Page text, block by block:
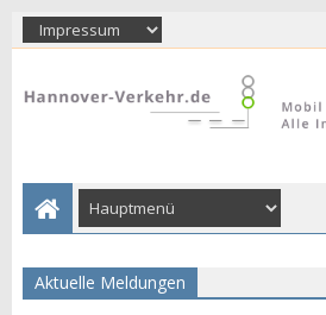
Aktuelle Meldungen